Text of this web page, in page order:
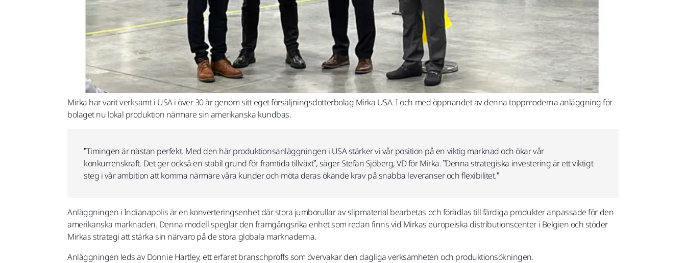
Mirka har varit verksamt i USA i över 30 år genom sitt eget försäljningsdotterbolag Mirka USA. I och med öppnandet av denna toppmoderna anläggning för
bolaget nu lokal produktion närmare sin amerikanska kundbas.
”Timingen är nästan perfekt. Med den här produktionsanläggningen i USA stärker vi vår position på en viktig marknad och ökar vår
konkurrenskraft. Det ger också en stabil grund för framtida tillväxt”, säger Stefan Sjöberg, VD för Mirka. ”Denna strategiska investering är ett viktigt
steg i vår ambition att komma närmare våra kunder och möta deras ökande krav på snabba leveranser och flexibilitet.”
Anläggningen i Indianapolis är en konverteringsenhet där stora jumborullar av slipmaterial bearbetas och förädlas till färdiga produkter anpassade för den
amerikanska marknaden. Denna modell speglar den framgångsrika enhet som redan finns vid Mirkas europeiska distributionscenter i Belgien och stöder
Mirkas strategi att stärka sin närvaro på de stora globala marknaderna.
Anläggningen leds av Donnie Hartley, ett erfaret branschproffs som övervakar den dagliga verksamheten och produktionsökningen.